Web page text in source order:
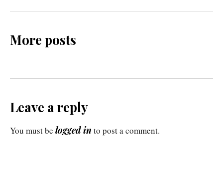
More posts
Leave a reply
You must be logged in to post a comment.